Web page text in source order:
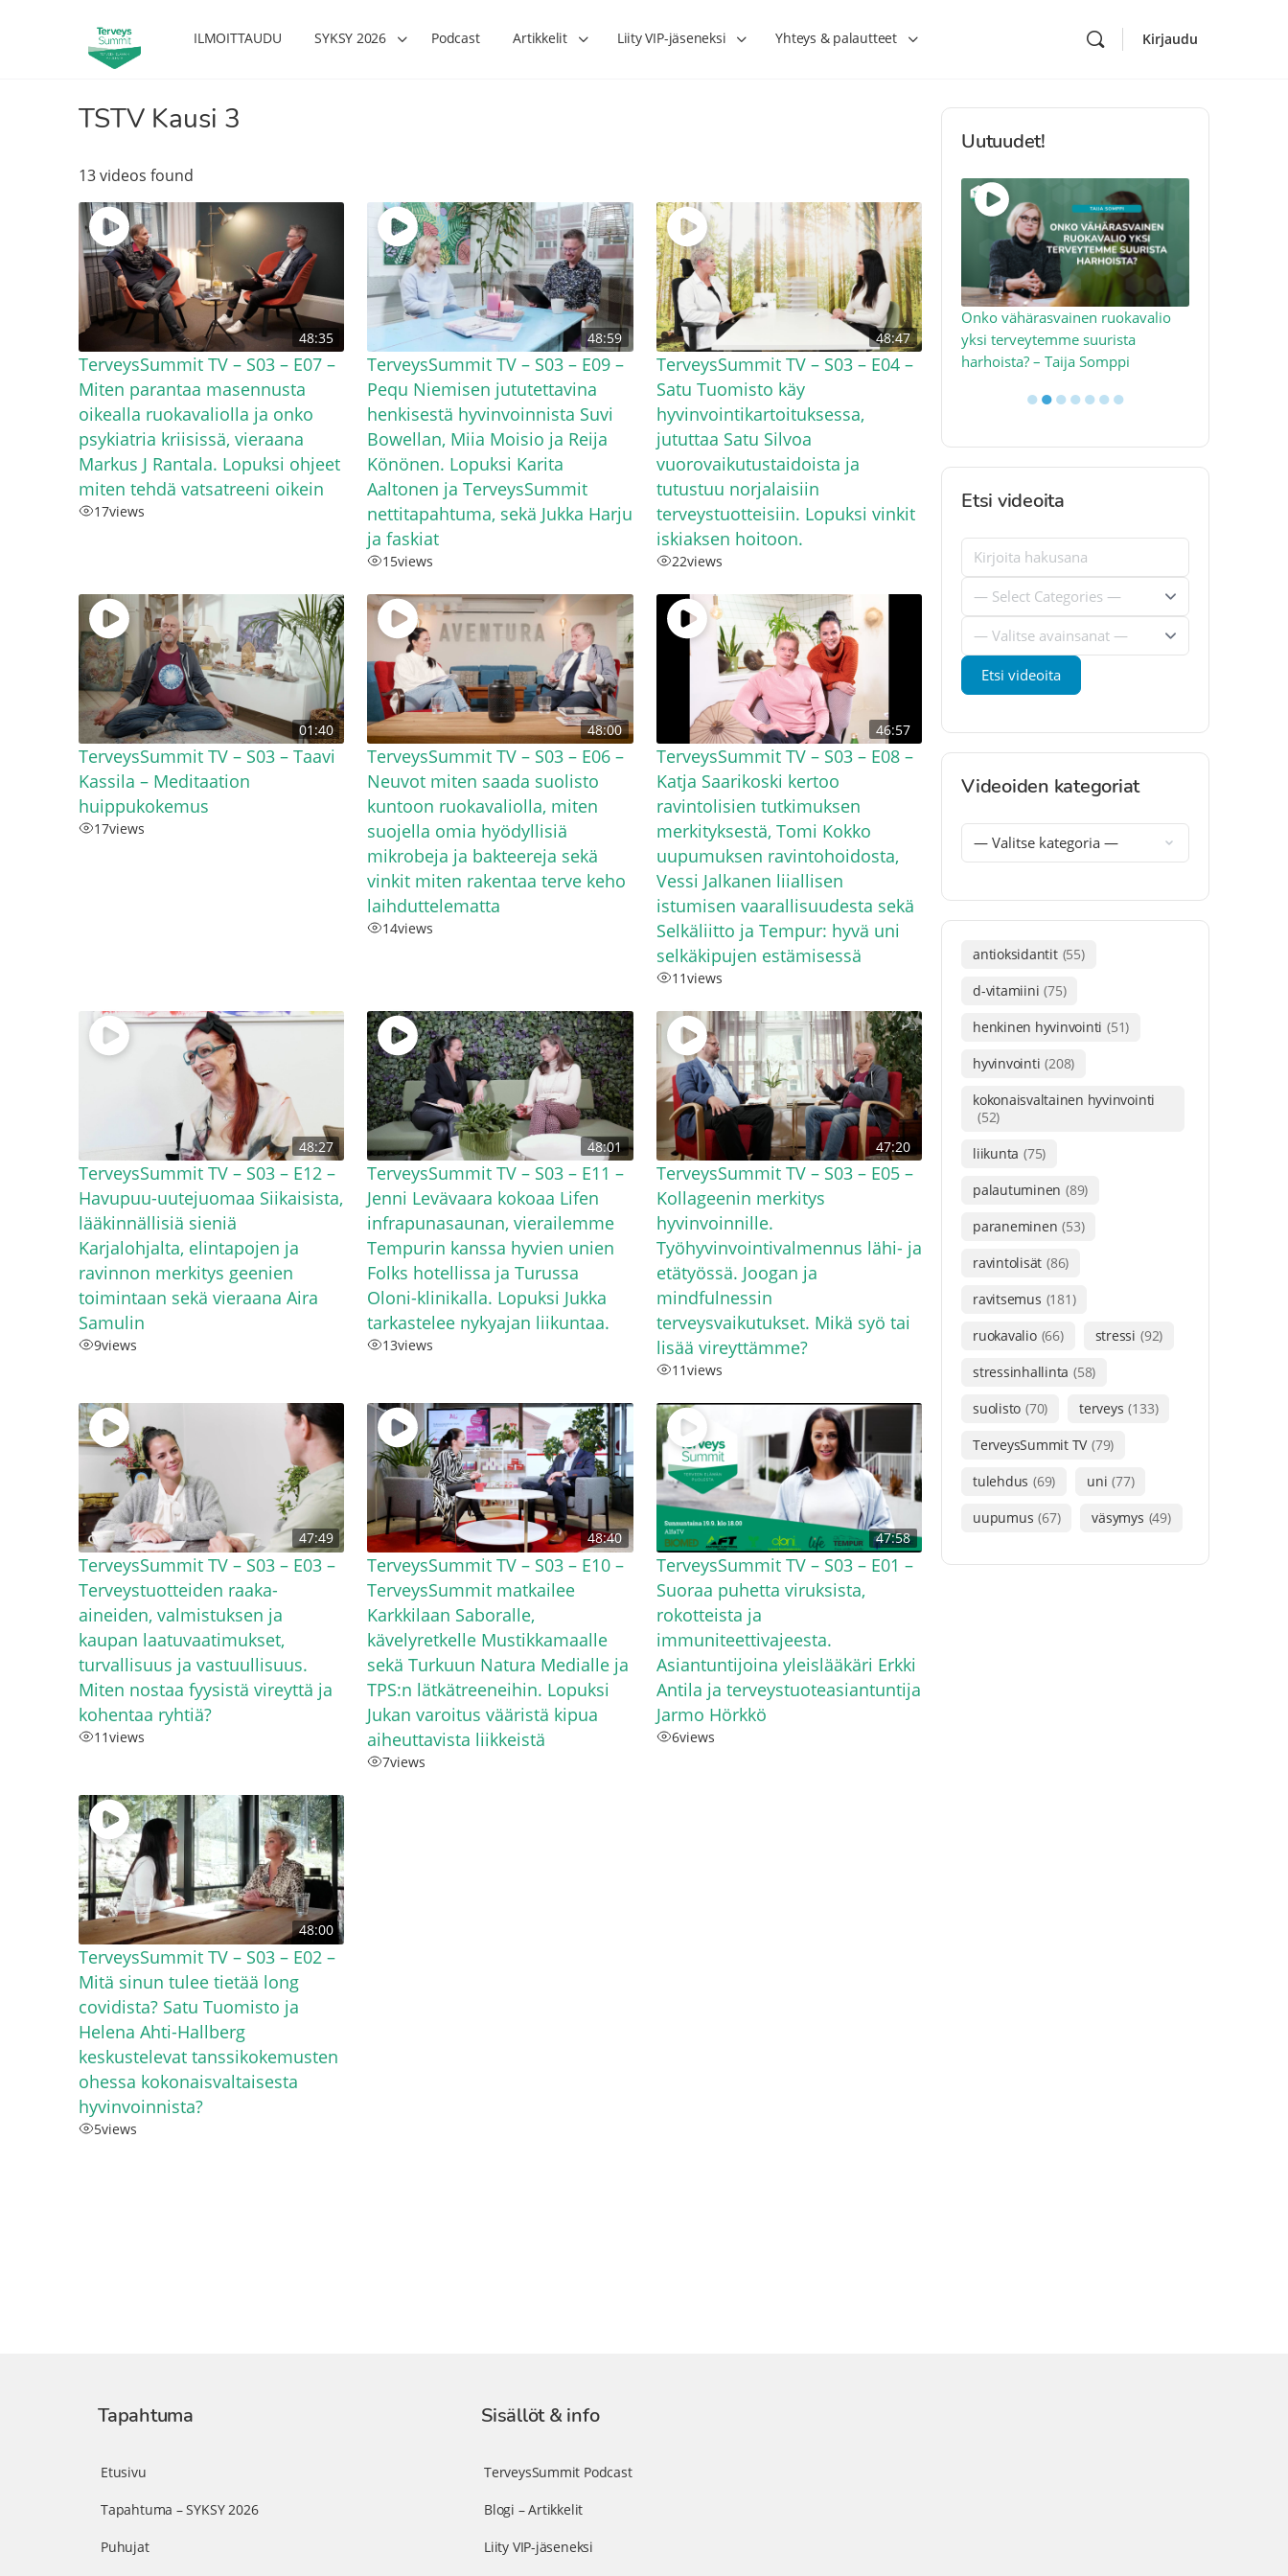
ILMOITTAUDU SYKSY 2026 Podcast Artikkelit Liity VIP-jäseneksi Yhteys & palautteet Kirjaudu
TSTV Kausi 3
13 videos found
48:35
TerveysSummit TV – S03 – E07 –
Miten parantaa masennusta
oikealla ruokavaliolla ja onko
psykiatria kriisissä, vieraana
Markus J Rantala. Lopuksi ohjeet
miten tehdä vatsatreeni oikein
17views
48:59
TerveysSummit TV – S03 – E09 –
Pequ Niemisen jututettavina
henkisestä hyvinvoinnista Suvi
Bowellan, Miia Moisio ja Reija
Könönen. Lopuksi Karita
Aaltonen ja TerveysSummit
nettitapahtuma, sekä Jukka Harju
ja faskiat
15views
48:47
TerveysSummit TV – S03 – E04 –
Satu Tuomisto käy
hyvinvointikartoituksessa,
jututtaa Satu Silvoa
vuorovaikutustaidoista ja
tutustuu norjalaisiin
terveystuotteisiin. Lopuksi vinkit
iskiaksen hoitoon.
22views
01:40
TerveysSummit TV – S03 – Taavi
Kassila – Meditaation
huippukokemus
17views
48:00
TerveysSummit TV – S03 – E06 –
Neuvot miten saada suolisto
kuntoon ruokavaliolla, miten
suojella omia hyödyllisiä
mikrobeja ja bakteereja sekä
vinkit miten rakentaa terve keho
laihduttelematta
14views
46:57
TerveysSummit TV – S03 – E08 –
Katja Saarikoski kertoo
ravintolisien tutkimuksen
merkityksestä, Tomi Kokko
uupumuksen ravintohoidosta,
Vessi Jalkanen liiallisen
istumisen vaarallisuudesta sekä
Selkäliitto ja Tempur: hyvä uni
selkäkipujen estämisessä
11views
48:27
TerveysSummit TV – S03 – E12 –
Havupuu-uutejuomaa Siikaisista,
lääkinnällisiä sieniä
Karjalohjalta, elintapojen ja
ravinnon merkitys geenien
toimintaan sekä vieraana Aira
Samulin
9views
48:01
TerveysSummit TV – S03 – E11 –
Jenni Levävaara kokoaa Lifen
infrapunasaunan, vierailemme
Tempurin kanssa hyvien unien
Folks hotellissa ja Turussa
Oloni-klinikalla. Lopuksi Jukka
tarkastelee nykyajan liikuntaa.
13views
47:20
TerveysSummit TV – S03 – E05 –
Kollageenin merkitys
hyvinvoinnille.
Työhyvinvointivalmennus lähi- ja
etätyössä. Joogan ja
mindfulnessin
terveysvaikutukset. Mikä syö tai
lisää vireyttämme?
11views
47:49
TerveysSummit TV – S03 – E03 –
Terveystuotteiden raaka-
aineiden, valmistuksen ja
kaupan laatuvaatimukset,
turvallisuus ja vastuullisuus.
Miten nostaa fyysistä vireyttä ja
kohentaa ryhtiä?
11views
48:40
TerveysSummit TV – S03 – E10 –
TerveysSummit matkailee
Karkkilaan Saboralle,
kävelyretkelle Mustikkamaalle
sekä Turkuun Natura Medialle ja
TPS:n lätkätreeneihin. Lopuksi
Jukan varoitus vääristä kipua
aiheuttavista liikkeistä
7views
47:58
TerveysSummit TV – S03 – E01 –
Suoraa puhetta viruksista,
rokotteista ja
immuniteettivajeesta.
Asiantuntijoina yleislääkäri Erkki
Antila ja terveystuoteasiantuntija
Jarmo Hörkkö
6views
48:00
TerveysSummit TV – S03 – E02 –
Mitä sinun tulee tietää long
covidista? Satu Tuomisto ja
Helena Ahti-Hallberg
keskustelevat tanssikokemusten
ohessa kokonaisvaltaisesta
hyvinvoinnista?
5views
Uutuudet!
Lihasharjoittelu on naisen tärkein
hormonihoito – Kaisa Jaakkola
Verisuonet priimakuntoon – näin
tuet verenkiertoa ruuan voimalla –
Hanna Voutilainen
Onko vähärasvainen ruokavalio
yksi terveytemme suurista
harhoista? – Taija Somppi
●●●●●●●
Etsi videoita
Videoiden kategoriat
antioksidantit (55)
d-vitamiini (75)
henkinen hyvinvointi (51)
hyvinvointi (208)
kokonaisvaltainen hyvinvointi
(52)
liikunta (75)
palautuminen (89)
paraneminen (53)
ravintolisät (86)
ravitsemus (181)
ruokavalio (66) stressi (92)
stressinhallinta (58)
suolisto (70) terveys (133)
TerveysSummit TV (79)
tulehdus (69) uni (77)
uupumus (67) väsymys (49)
Tapahtuma
Etusivu
Tapahtuma – SYKSY 2026
Puhujat
Sisällöt & info
TerveysSummit Podcast
Blogi – Artikkelit
Liity VIP-jäseneksi